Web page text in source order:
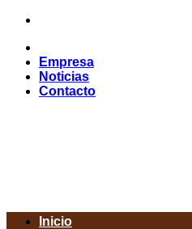
Saltar
contenido
Empresa
Noticias
Contacto
Inicio